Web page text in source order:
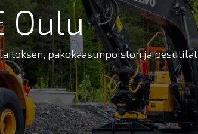
Oulu
pakokaasunpoiston ja pesutilat